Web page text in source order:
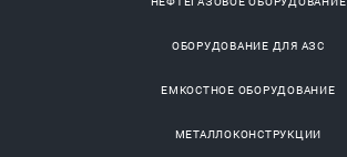
ОБОРУДОВАНИЕ ДЛЯ АЗС
ЕМКОСТНОЕ ОБОРУДОВАНИЕ
МЕТАЛЛОКОНСТРУКЦИИ